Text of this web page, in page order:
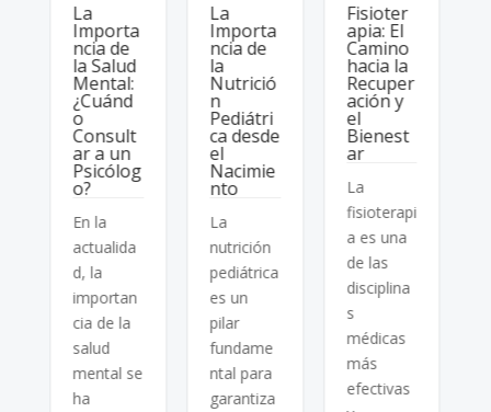
La
Importa
ncia de
la Salud
Mental:
¿Cuánd
o
Consult
ar a un
Psicólog
o?
En la
actualida
d, la
importan
cia de la
salud
mental se
ha
La
Importa
ncia de
la
Nutrició
n
Pediátri
ca desde
el
Nacimie
nto
La
nutrición
pediátrica
es un
pilar
fundame
ntal para
garantiza
Fisioter
apia: El
Camino
hacia la
Recuper
ación y
el
Bienest
ar
La
fisioterapi
a es una
de las
disciplina
s
médicas
más
efectivas